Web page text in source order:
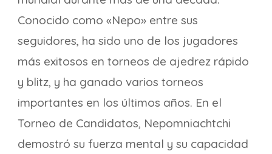
Conocido como «Nepo» entre sus
seguidores, ha sido uno de los jugadores
más exitosos en torneos de ajedrez rápido
y blitz, y ha ganado varios torneos
importantes en los últimos años. En el
Torneo de Candidatos, Nepomniachtchi
demostró su fuerza mental y su capacidad